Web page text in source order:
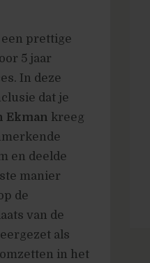
een prettige
5 jaar
In deze
dat je
Ekman kreeg
en deelde
manier
de
van de
als
in het